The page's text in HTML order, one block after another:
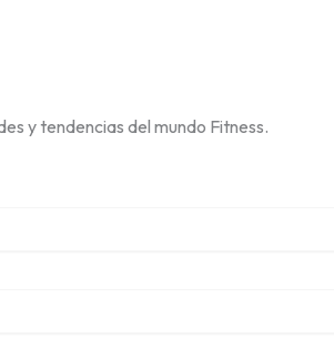
y tendencias del mundo Fitness.